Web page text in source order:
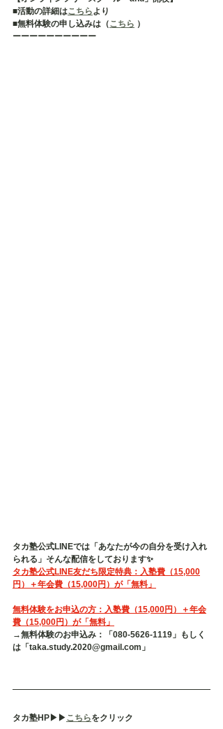
■活動の詳細はこちらより
■無料体験の申し込みは（こちら ）
ーーーーーーーーーー
タカ塾公式LINEでは「あなたが今の自分を受け入れ
られる」そんな配信をしております✨
タカ塾公式LINE友だち限定特典：入塾費（15,000
円）＋年会費（15,000円）が「無料」
無料体験をお申込の方：入塾費（15,000円）＋年会
費（15,000円）が「無料」
→無料体験のお申込み：「080-5626-1119」もしく
は「taka.study.2020@gmail.com」
タカ塾HP▶︎▶︎こちらをクリック